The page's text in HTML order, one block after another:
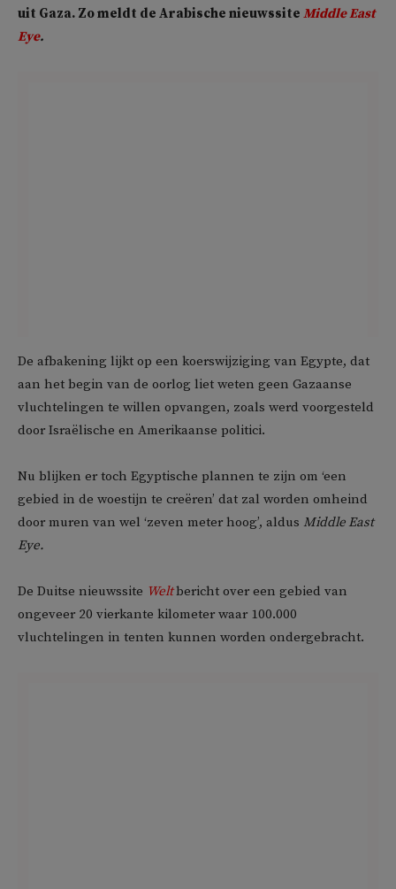
uit Gaza. Zo meldt de Arabische nieuwssite Middle East
Eye.
De afbakening lijkt op een koerswijziging van Egypte, dat
aan het begin van de oorlog liet weten geen Gazaanse
vluchtelingen te willen opvangen, zoals werd voorgesteld
door Israëlische en Amerikaanse politici.
Nu blijken er toch Egyptische plannen te zijn om ‘een
gebied in de woestijn te creëren’ dat zal worden omheind
door muren van wel ‘zeven meter hoog’, aldus Middle East
Eye.
De Duitse nieuwssite Weltbericht over een gebied van
ongeveer 20 vierkante kilometer waar 100.000
vluchtelingen in tenten kunnen worden ondergebracht.